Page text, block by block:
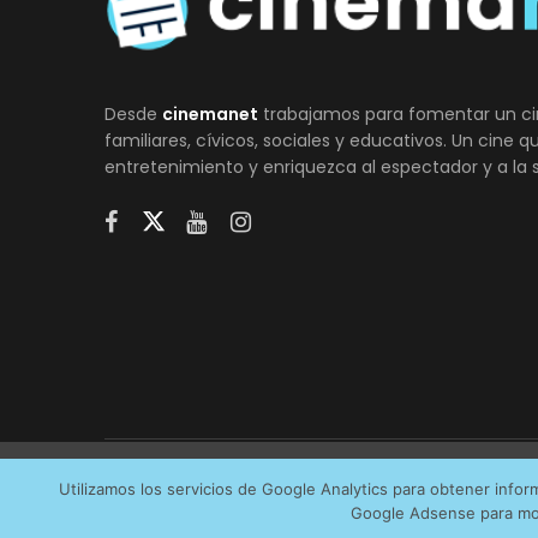
Desde cinemanet trabajamos para fomentar un
familiares, cívicos, sociales y educativos. Un cine
entretenimiento y enriquezca al espectador y a la
Utilizamos los servicios de Google Analytics para obtener
Google Adsense para
Utilizamos cookies anónimas de terceros para
servicios que más os interesan. Puede cambiar las